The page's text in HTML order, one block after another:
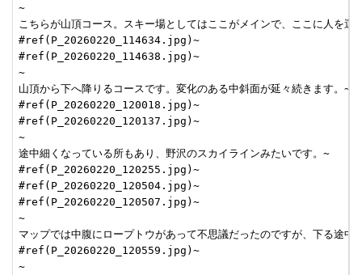
~
こちらが山頂コース。スキー場としてはここがメインで、ここに人を
#ref(P_20260220_114634.jpg)~
#ref(P_20260220_114638.jpg)~
~
山頂から下へ降りるコースです。変化のある中斜面が延々続きます。~
#ref(P_20260220_120018.jpg)~
#ref(P_20260220_120137.jpg)~
~
途中細くなっている所もあり、野沢のスカイラインみたいです。~
#ref(P_20260220_120255.jpg)~
#ref(P_20260220_120504.jpg)~
#ref(P_20260220_120507.jpg)~
~
マップでは中腹にロープトウがあって不思議だったのですが、下る途
#ref(P_20260220_120559.jpg)~
~